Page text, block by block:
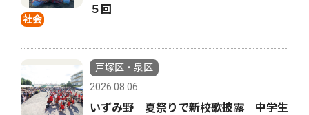
社会
５回
戸塚区・泉区
2026.08.06
いずみ野 夏祭りで新校歌披露 中学生